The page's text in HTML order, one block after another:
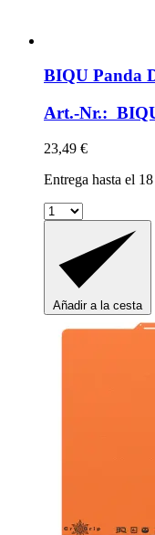
BIQU Panda
Art.-Nr.:
23,49 €
Entrega hasta el
Añadir a la cesta